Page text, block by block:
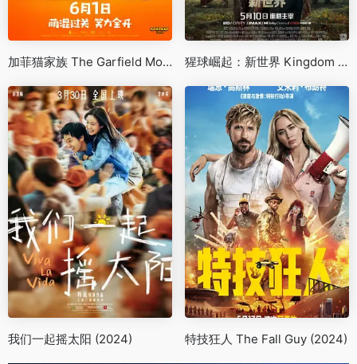
加菲猫家族 The Garfield Movie (2024) 猩球崛起：新世界 Kingdom of the Planet of the Apes (2024)
我们一起摇太阳 (2024) 特技狂人 The Fall Guy (2024)